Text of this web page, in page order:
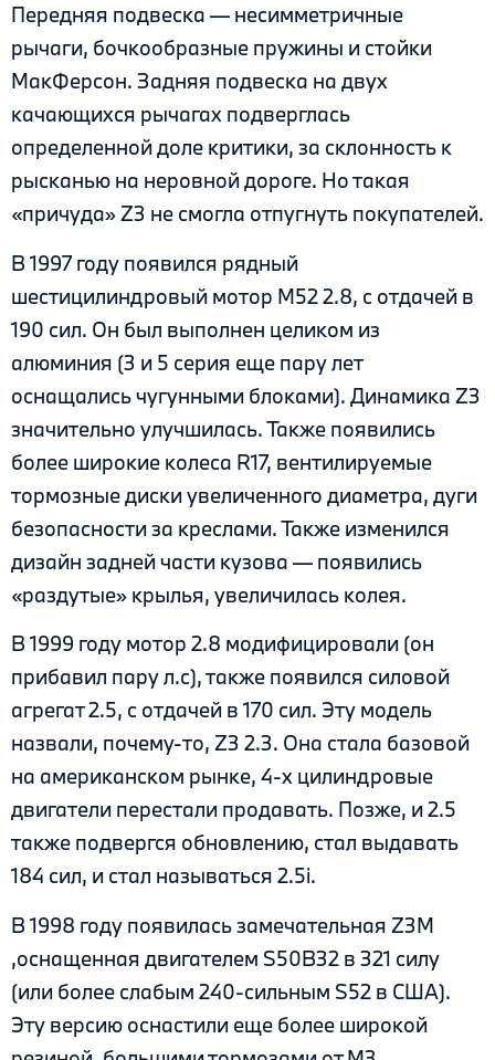
Передняя подвеска — несимметричные
рычаги, бочкообразные пружины и стойки
МакФерсон. Задняя подвеска на двух
качающихся рычагах подверглась
определенной доле критики, за склонность к
рысканью на неровной дороге. Но такая
«причуда» Z3 не смогла отпугнуть покупателей.
В 1997 году появился рядный
шестицилиндровый мотор М52 2.8, с отдачей в
190 сил. Он был выполнен целиком из
алюминия (3 и 5 серия еще пару лет
оснащались чугунными блоками). Динамика Z3
значительно улучшилась. Также появились
более широкие колеса R17, вентилируемые
тормозные диски увеличенного диаметра, дуги
безопасности за креслами. Также изменился
дизайн задней части кузова — появились
«раздутые» крылья, увеличилась колея.
В 1999 году мотор 2.8 модифицировали (он
прибавил пару л.с), также появился силовой
агрегат 2.5, с отдачей в 170 сил. Эту модель
назвали, почему-то, Z3 2.3. Она стала базовой
на американском рынке, 4-х цилиндровые
двигатели перестали продавать. Позже, и 2.5
также подвергся обновлению, стал выдавать
184 сил, и стал называться 2.5i.
В 1998 году появилась замечательная Z3M
,оснащенная двигателем S50B32 в 321 силу
(или более слабым 240-сильным S52 в США).
Эту версию оснастили еще более широкой